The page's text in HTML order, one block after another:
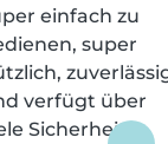
einfach zu
super
verfügt über
Sicherheits-